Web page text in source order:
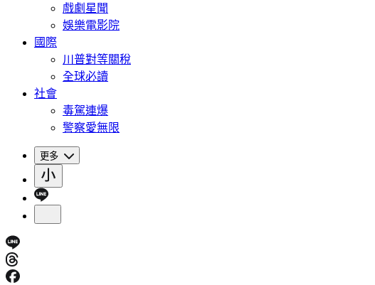
戲劇星聞
娛樂電影院
國際
川普對等關稅
全球必讀
社會
毒駕連爆
警察愛無限
更多